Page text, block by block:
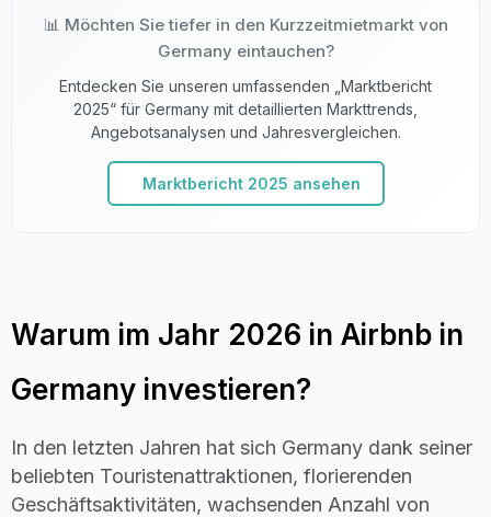
E+ Frankfurt am main Lenient
B+ Mosel valley Lenient
partenkirchen
Dortmund
27 C+
breisgau
Lenient
📊 Möchten Sie tiefer in den Kurzzeitmietmarkt von
Germany eintauchen?
Entdecken Sie unseren umfassenden „Marktbericht
2025“ für Germany mit detaillierten Markttrends,
Angebotsanalysen und Jahresvergleichen.
Marktbericht 2025 ansehen
Warum im Jahr 2026 in Airbnb in
Germany investieren?
In den letzten Jahren hat sich Germany dank seiner
beliebten Touristenattraktionen, florierenden
Geschäftsaktivitäten, wachsenden Anzahl von